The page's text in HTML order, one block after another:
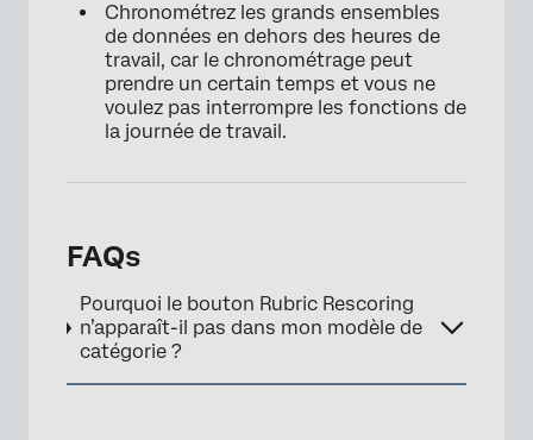
Chronométrez les grands ensembles
de données en dehors des heures de
travail, car le chronométrage peut
prendre un certain temps et vous ne
voulez pas interrompre les fonctions de
la journée de travail.
FAQs
Pourquoi le bouton Rubric Rescoring
n’apparaît-il pas dans mon modèle de
catégorie ?